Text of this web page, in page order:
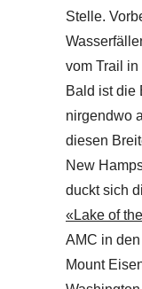
Stelle.
vom Trail
Bald ist die
nirgendwo
diesen
New
duckt sich
«Lake of
AMC in
Mount